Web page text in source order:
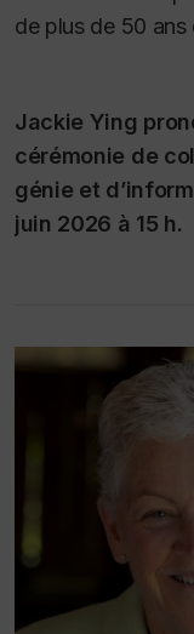
de plus de 50 ans
Jackie Ying
cérémonie de
génie et
juin 2026 à 15 h.